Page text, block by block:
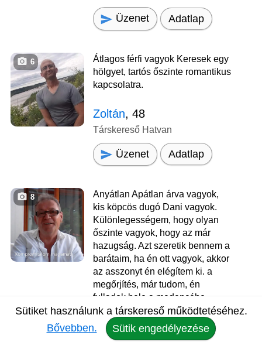
Üzenet Adatlap
6
Átlagos férfi vagyok Keresek egy
hölgyet, tartós őszinte romantikus
kapcsolatra.
Zoltán, 48
Társkereső Hatvan
Üzenet Adatlap
8
Anyátlan Apátlan árva vagyok,
kis köpcös dugó Dani vagyok.
Különlegességem, hogy olyan
őszinte vagyok, hogy az már
hazugság. Azt szeretik bennem a
barátaim, ha én ott vagyok, akkor
az asszonyt én elégítem ki. a
megőrjítés, már tudom, én
fulladok bele a medencébe
legelőször! Nem vagyok 60 éves,
korom 18, csak negyvenkét év,
élettapasztalattal! Már
Sütiket használunk a társkereső működtetéséhez.
Bővebben.
Sütik engedélyezése